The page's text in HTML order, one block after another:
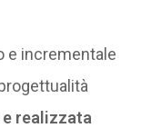
e incrementale
realizzata